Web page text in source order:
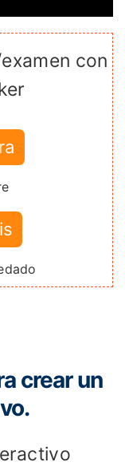
con
crear un